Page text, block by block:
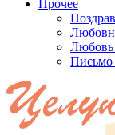
Прочее
Любовь
Письмо